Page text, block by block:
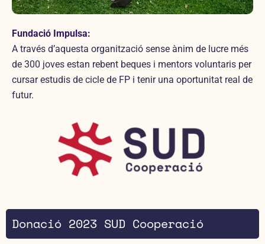
Fundació Impulsa:
A través d’aquesta organització sense ànim de lucre més
de 300 joves estan rebent beques i mentors voluntaris per
cursar estudis de cicle de FP i tenir una oportunitat real de
futur.
Donació 2023 SUD Cooperació